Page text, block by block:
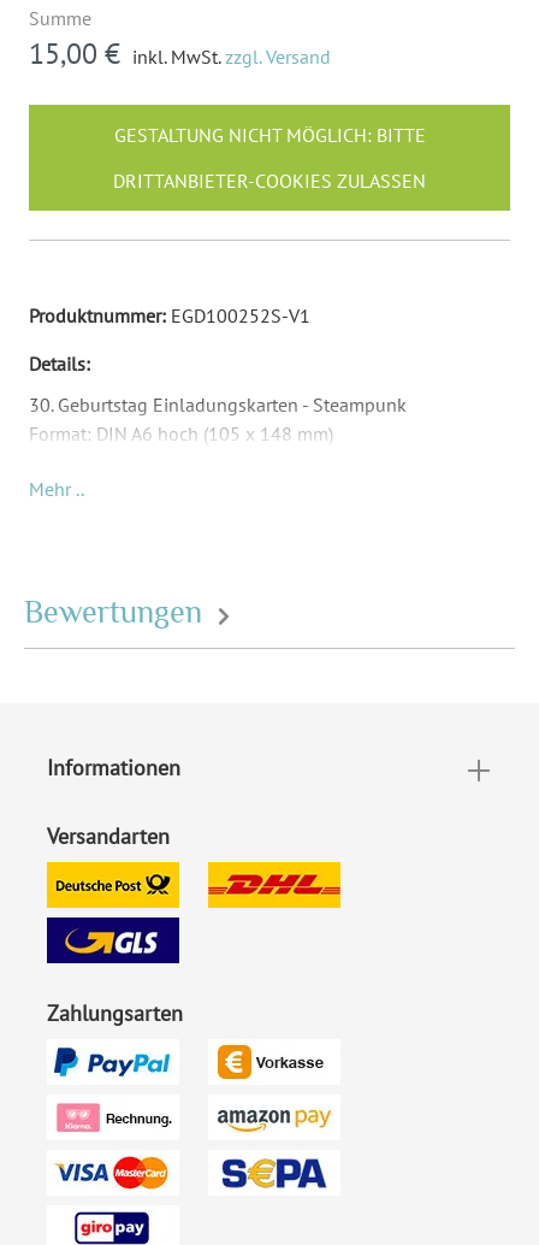
Summe
15,00 € inkl. MwSt.zzgl. Versand
GESTALTUNG NICHT MÖGLICH: BITTE
DRITTANBIETER-COOKIES ZULASSEN
Produktnummer: EGD100252S-V1
Details:
30. Geburtstag Einladungskarten - Steampunk
Format: DIN A6 hoch (105 x 148 mm)
Inkl. Druck Ihrer Texte
Highlights:
30 Jahre
Foto:
Material:
m², Naturpapier 300 g / m²
Porto pro Stück:
Standardbrief 0,95 € - für
diesen Preis können Sie mit
der Deutschen Post
Mehr ..
Bewertungen
Informationen
Versandarten
Zahlungsarten